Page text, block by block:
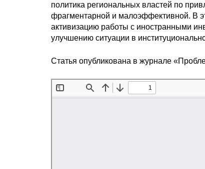
политика региональных властей по
фрагментарной и малоэффективной. В
активизацию работы с иностранными
улучшению ситуации в
Статья опубликована в журнале